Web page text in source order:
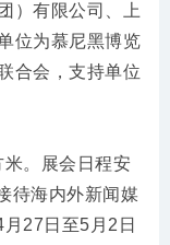
）有限公司、上
位为慕尼黑博览
合会，支持单位
。展会日程安
待海内外新闻媒
27日至5月2日